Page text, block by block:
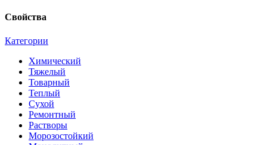
Свойства
Категории
Химический
Тяжелый
Товарный
Теплый
Сухой
Ремонтный
Растворы
Морозостойкий